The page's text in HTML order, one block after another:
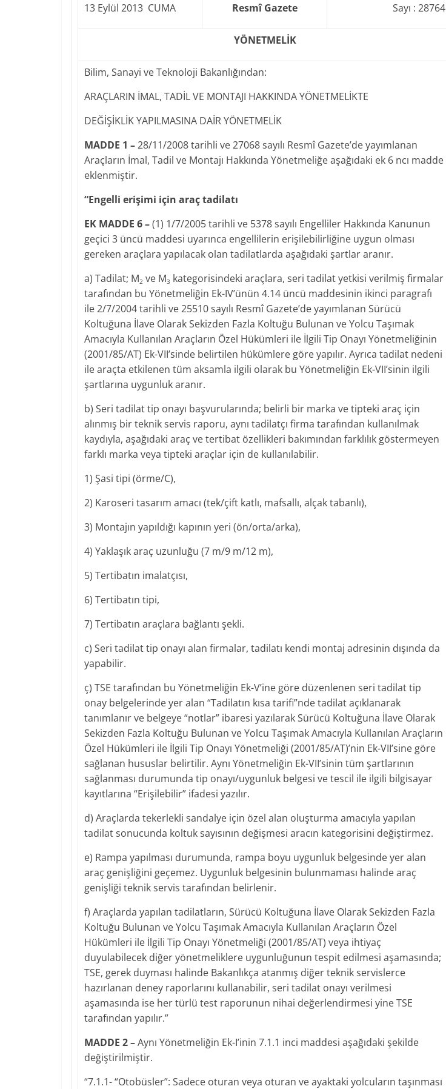
13 Eylül 2013 CUMA Resmî Gazete Sayı : 28764
YÖNETMELİK
Bilim, Sanayi ve Teknoloji Bakanlığından:
ARAÇLARIN İMAL, TADİL VE MONTAJI HAKKINDA YÖNETMELİKTE
DEĞİŞİKLİK YAPILMASINA DAİR YÖNETMELİK
MADDE 1 –28/11/2008 tarihli ve 27068 sayılı Resmî Gazete’de yayımlanan
Araçların İmal, Tadil ve Montajı Hakkında Yönetmeliğe aşağıdaki ek 6 ncı madde
eklenmiştir.
“Engelli erişimi için araç tadilatı
EK MADDE 6 –(1) 1/7/2005 tarihli ve 5378 sayılı Engelliler Hakkında Kanunun
geçici 3 üncü maddesi uyarınca engellilerin erişilebilirliğine uygun olması
gereken araçlara yapılacak olan tadilatlarda aşağıdaki şartlar aranır.
a) Tadilat; M2 ve M3 kategorisindeki araçlara, seri tadilat yetkisi verilmiş firmalar
tarafından bu Yönetmeliğin Ek-IV’ünün 4.14 üncü maddesinin ikinci paragrafı
ile 2/7/2004 tarihli ve 25510 sayılı Resmî Gazete’de yayımlanan Sürücü
Koltuğuna İlave Olarak Sekizden Fazla Koltuğu Bulunan ve Yolcu Taşımak
Amacıyla Kullanılan Araçların Özel Hükümleri ile İlgili Tip Onayı Yönetmeliğinin
(2001/85/AT) Ek-VII’sinde belirtilen hükümlere göre yapılır. Ayrıca tadilat nedeni
ile araçta etkilenen tüm aksamla ilgili olarak bu Yönetmeliğin Ek-VII’sinin ilgili
şartlarına uygunluk aranır.
b) Seri tadilat tip onayı başvurularında; belirli bir marka ve tipteki araç için
alınmış bir teknik servis raporu, aynı tadilatçı firma tarafından kullanılmak
kaydıyla, aşağıdaki araç ve tertibat özellikleri bakımından farklılık göstermeyen
farklı marka veya tipteki araçlar için de kullanılabilir.
1) Şasi tipi (örme/C),
2) Karoseri tasarım amacı (tek/çift katlı, mafsallı, alçak tabanlı),
3) Montajın yapıldığı kapının yeri (ön/orta/arka),
4) Yaklaşık araç uzunluğu (7 m/9 m/12 m),
5) Tertibatın imalatçısı,
6) Tertibatın tipi,
7) Tertibatın araçlara bağlantı şekli.
c) Seri tadilat tip onayı alan firmalar, tadilatı kendi montaj adresinin dışında da
yapabilir.
ç) TSE tarafından bu Yönetmeliğin Ek-V’ine göre düzenlenen seri tadilat tip
onay belgelerinde yer alan “Tadilatın kısa tarifi”nde tadilat açıklanarak
tanımlanır ve belgeye “notlar” ibaresi yazılarak Sürücü Koltuğuna İlave Olarak
Sekizden Fazla Koltuğu Bulunan ve Yolcu Taşımak Amacıyla Kullanılan Araçların
Özel Hükümleri ile İlgili Tip Onayı Yönetmeliği (2001/85/AT)’nin Ek-VII’sine göre
sağlanan hususlar belirtilir. Aynı Yönetmeliğin Ek-VII’sinin tüm şartlarının
sağlanması durumunda tip onayı/uygunluk belgesi ve tescil ile ilgili bilgisayar
kayıtlarına “Erişilebilir” ifadesi yazılır.
d) Araçlarda tekerlekli sandalye için özel alan oluşturma amacıyla yapılan
tadilat sonucunda koltuk sayısının değişmesi aracın kategorisini değiştirmez.
e) Rampa yapılması durumunda, rampa boyu uygunluk belgesinde yer alan
araç genişliğini geçemez. Uygunluk belgesinin bulunmaması halinde araç
genişliği teknik servis tarafından belirlenir.
f) Araçlarda yapılan tadilatların, Sürücü Koltuğuna İlave Olarak Sekizden Fazla
Koltuğu Bulunan ve Yolcu Taşımak Amacıyla Kullanılan Araçların Özel
Hükümleri ile İlgili Tip Onayı Yönetmeliği (2001/85/AT) veya ihtiyaç
duyulabilecek diğer yönetmeliklere uygunluğunun tespit edilmesi aşamasında;
TSE, gerek duyması halinde Bakanlıkça atanmış diğer teknik servislerce
hazırlanan deney raporlarını kullanabilir, seri tadilat onayı verilmesi
aşamasında ise her türlü test raporunun nihai değerlendirmesi yine TSE
tarafından yapılır.”
MADDE 2 –Aynı Yönetmeliğin Ek-I’inin 7.1.1 inci maddesi aşağıdaki şekilde
değiştirilmiştir.
“7.1.1- “Otobüsler”: Sadece oturan veya oturan ve ayaktaki yolcuların taşınması